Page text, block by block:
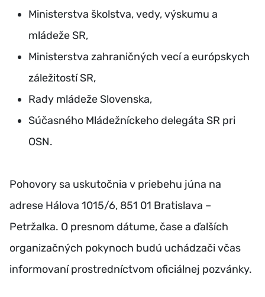
Ministerstva školstva, vedy, výskumu a
mládeže SR,
Ministerstva zahraničných vecí a európskych
záležitostí SR,
Rady mládeže Slovenska,
Súčasného Mládežníckeho delegáta SR pri
OSN.
Pohovory sa uskutočnia v priebehu júna na
adrese Hálova 1015/6, 851 01 Bratislava –
Petržalka. O presnom dátume, čase a ďalších
organizačných pokynoch budú uchádzači včas
informovaní prostredníctvom oficiálnej pozvánky.